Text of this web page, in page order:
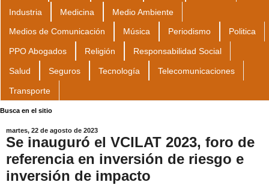
Industria Medicina Medio Ambiente
Medios de Comunicación Música Periodismo Politica
PPO Abogados Religión Responsabilidad Social
Salud Seguros Tecnología Telecomunicaciones
Transporte
Busca en el sitio
martes, 22 de agosto de 2023
Se inauguró el VCILAT 2023, foro de
referencia en inversión de riesgo e
inversión de impacto